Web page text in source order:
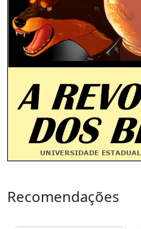
Recomendações